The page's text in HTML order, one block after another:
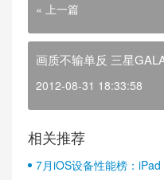
« 上一篇
画质不输单反 三星
2012-08-31 18:33:58
相关推荐
7月iOS设备性能榜：